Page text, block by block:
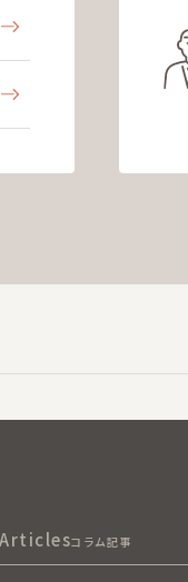
Articlesコラム記事